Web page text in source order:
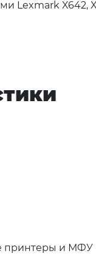
Lexmark X642,
принтеры и МФУ